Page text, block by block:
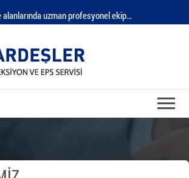
uzman profesyonel ekip…